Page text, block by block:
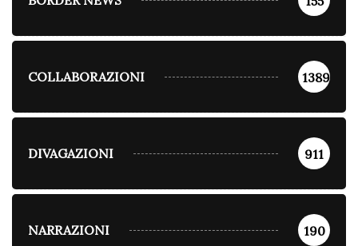
COLLABORAZIONI 1389
DIVAGAZIONI 911
NARRAZIONI 190